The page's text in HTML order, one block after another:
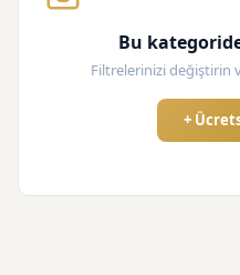
Bu
Filtrelerinizi değiştirin
+